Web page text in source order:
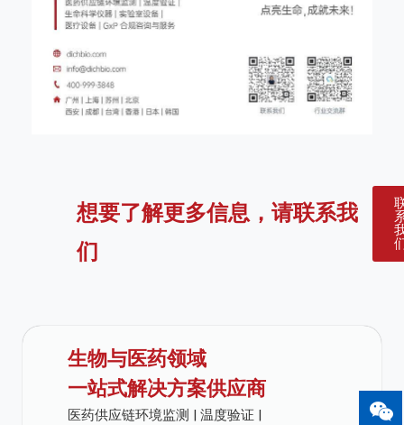
想要了解更多信息，请联系我
们
生物与医药领域
一站式解决方案供应商
医药供应链环境监测 | 温度验证 |